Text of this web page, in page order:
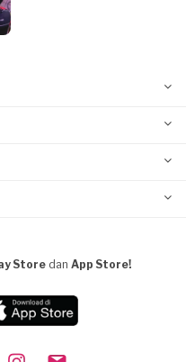
Store dan App Store!